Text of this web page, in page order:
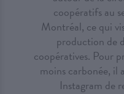
coopératifs au
Montréal, ce qui
production de
coopératives. Pour
moins carbonée, il
Instagram de